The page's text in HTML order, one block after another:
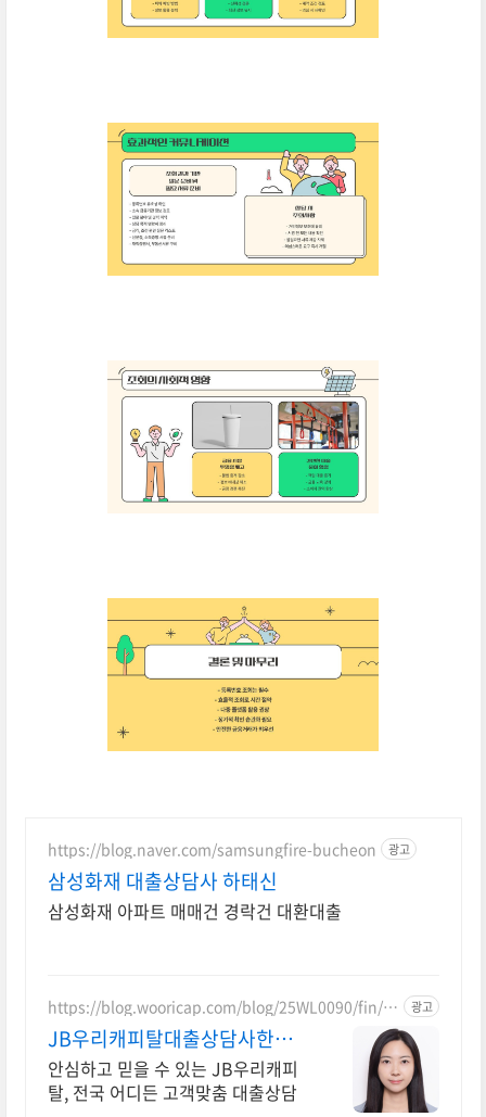
https://blog.naver.com/samsungfire-bucheon 광고
삼성화재 대출상담사 하태신
삼성화재 아파트 매매건 경락건 대환대출
https://blog.wooricap.com/blog/25WL0090/fin/a
ut/JFINPSN0031.do
광고
JB우리캐피탈대출상담사한지
혜
안심하고 믿을 수 있는 JB우리캐피
탈, 전국 어디든 고객맞춤 대출상담